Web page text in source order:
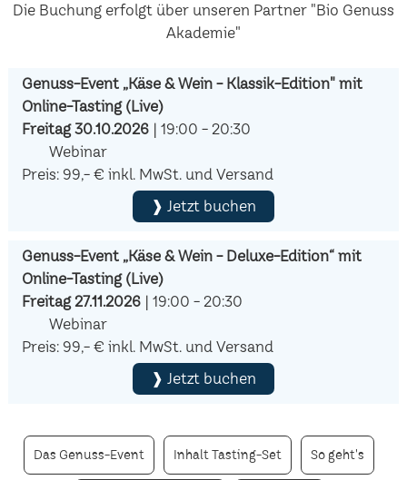
Die Buchung erfolgt über unseren Partner "Bio Genuss
Akademie"
Genuss-Event „Käse & Wein - Klassik-Edition" mit
Online-Tasting (Live)
Freitag 30.10.2026| 19:00 - 20:30
Webinar
Preis: 99,- € inkl. MwSt. und Versand
❱ Jetzt buchen
Genuss-Event „Käse & Wein - Deluxe-Edition“ mit
Online-Tasting (Live)
Freitag 27.11.2026| 19:00 - 20:30
Webinar
Preis: 99,- € inkl. MwSt. und Versand
❱ Jetzt buchen
Das Genuss-Event Inhalt Tasting-Set So geht's